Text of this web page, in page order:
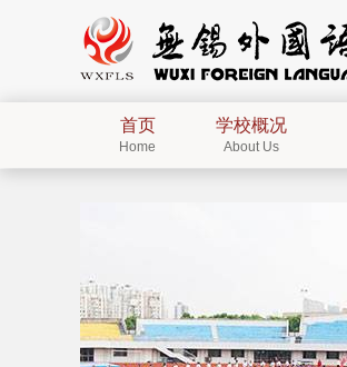
首页
Home
学校概况
About Us